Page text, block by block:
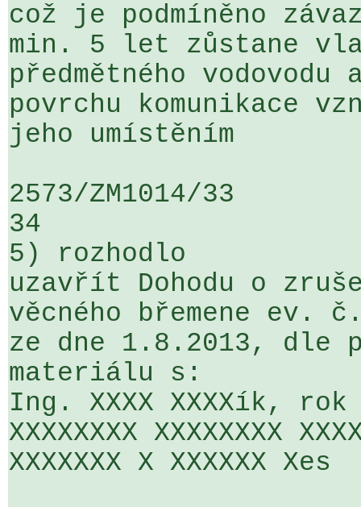
což je podmíněno
min. 5 let zůstane
předmětného
povrchu komunikace
jeho umístěním
2573/ZM1014/33
34
5) rozhodlo
uzavřít Dohodu o
věcného břemene ev.
ze dne 1.8.2013, dle
materiálu s:
Ing. XXXX XXXXík,
XXXXXXXX XXXXXXXX
XXXXXXX X XXXXXX Xes